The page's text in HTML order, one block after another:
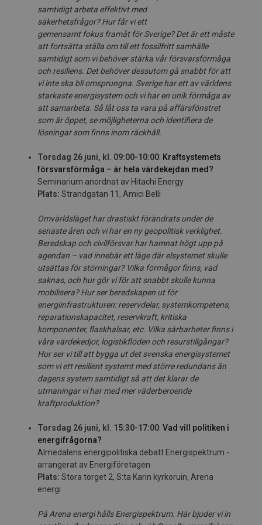
samtidigtarbeta effektivtmed
säkerhetsfrågor? Hur får vi ett
gemensamt fokusframåt förSverige?Det är ett måste
att fortsätta ställa om till ett fossilfritt samhälle
samtidigt som vi behöver stärka vår försvarsförmåga
och resiliens. Det behöver dessutom gå snabbt för att
vi inte ska bli omsprungna. Sverige har ett av världens
starkaste energisystem och vi har en unik förmåga av
att samarbeta. Så låt oss ta vara på affärsfönstret
som är öppet, se möjligheterna och identifiera de
lösningar som finns inom räckhåll.
Torsdag 26 juni, kl. 09:00-10:00: Kraftsystemets
försvarsförmåga – är hela värdekejdan med?
Seminarium anordnat av Hitachi Energy
Plats: Strandgatan 11, Amici Belli
Omvärldsläget har drastiskt förändrats under de
senaste åren och vi har en ny geopolitisk verklighet.
Beredskap och civilförsvar har hamnat högt upp på
agendan – vad innebär ett läge där elsystemet skulle
utsättas för störningar? Vilka förmågor finns, vad
saknas, och hur gör vi för att snabbt skulle kunna
mobilisera? Hur ser beredskapen ut för
energiinfrastrukturen: reservdelar, systemkompetens,
reparationskapacitet, reservkraft, kritiska
komponenter, flaskhalsar, etc. Vilka sårbarheter finns i
våra värdekedjor, logistikflöden och resurstillgångar?
Hur ser vi till att bygga ut det svenska energisystemet
som vi ett resilient systemt med större redundans än
dagens system samtidigt så att det klarar de
utmaningar vi har med mer väderberoende
kraftproduktion?
Torsdag 26 juni, kl. 15:30-17:00: Vad vill politiken i
energifrågorna?
Almedalens energipolitiska debatt Energispektrum -
arrangerat av Energiföretagen
Plats: Stora torget 2, S:ta Karin kyrkoruin, Arena
energi
På Arena energi hålls Energispektrum. Här bjuder viin